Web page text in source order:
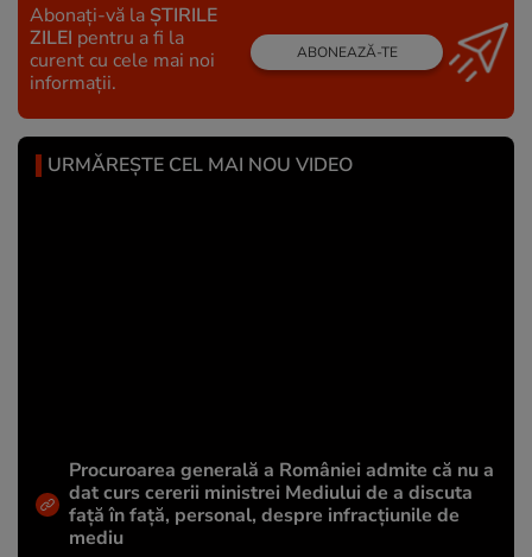
Abonați-vă la ȘTIRILE
ZILEI pentru a fi la
curent cu cele mai noi
informații.
ABONEAZĂ-TE
URMĂREȘTE CEL MAI NOU VIDEO
Procuroarea generală a României admite că nu a
dat curs cererii ministrei Mediului de a discuta
față în față, personal, despre infracțiunile de
mediu